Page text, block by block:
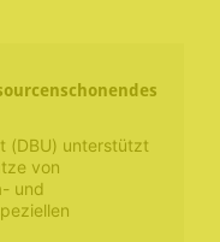
(DBU) unterstützt
von
und